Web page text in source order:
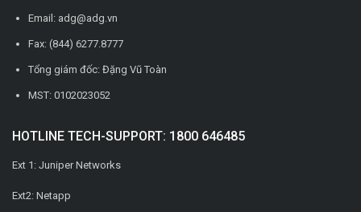
Email: adg@adg.vn
Fax: (844) 6277.8777
Tổng giám đốc: Đặng Vũ Toàn
MST: 0102023052
HOTLINE TECH-SUPPORT: 1800 646485
Ext 1: Juniper Networks
Ext2: Netapp